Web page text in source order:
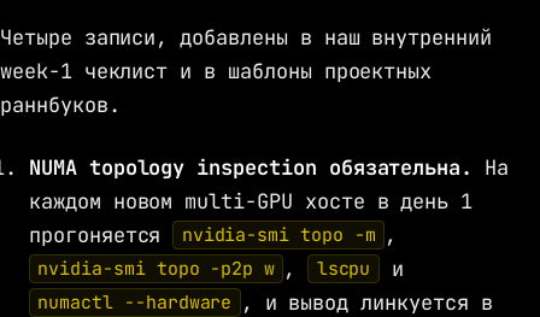
Четыре записи, добавлены в наш внутренний
week-1 чеклист и в шаблоны проектных
раннбуков.
NUMA topology inspection обязательна.
На
каждом новом multi-GPU хосте в день 1
прогоняется
nvidia-smi topo -m ,
nvidia-smi topo -p2p w , lscpu и
numactl --hardware
, и вывод линкуется в